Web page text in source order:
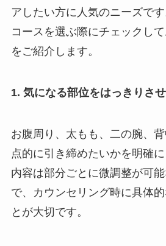
アしたい方に人気のニーズで
コースを選ぶ際にチェックし
をご紹介します。
1. 気になる部位をはっきりさ
お腹周り、太もも、二の腕、
点的に引き締めたいかを明確
内容は部分ごとに微調整が可
で、カウンセリング時に具体
とが大切です。